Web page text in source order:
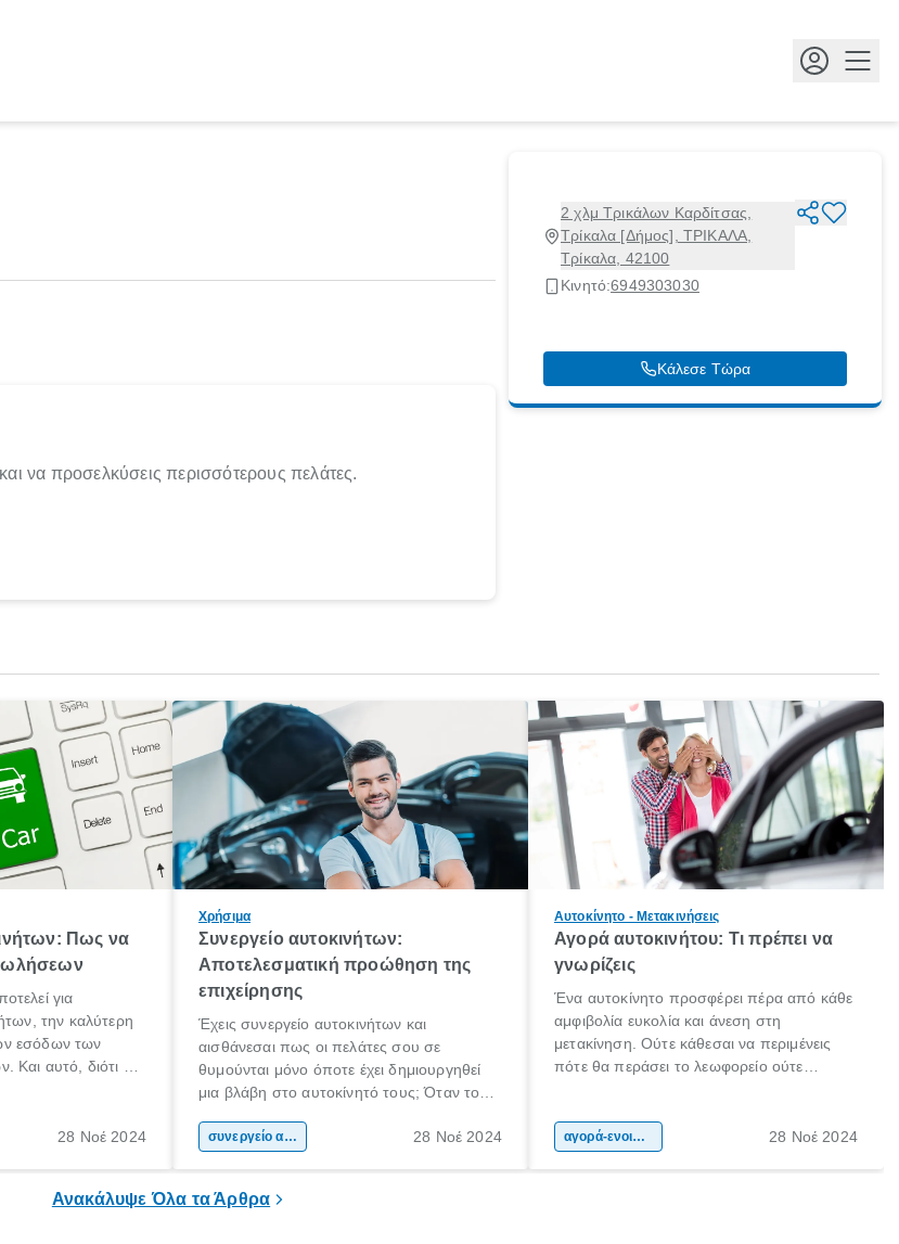
2 χλμ Τρικάλων Καρδίτσας,
Τρίκαλα [Δήμος], ΤΡΙΚΑΛΑ,
Τρίκαλα, 42100
Κινητό:6949303030
Κάλεσε Τώρα
να προσελκύσεις περισσότερους πελάτες.
Πως να
για
την καλύτερη
εσόδων των
Και αυτό, διότι οι
ίδιους να
αυτοκινήτου ή
28 Νοέ 2024
Χρήσιμα
Συνεργείο αυτοκινήτων:
Αποτελεσματική προώθηση της
επιχείρησης
Έχεις συνεργείο αυτοκινήτων και
αισθάνεσαι πως οι πελάτες σου σε
θυμούνται μόνο όποτε έχει δημιουργηθεί
μια βλάβη στο αυτοκίνητό τους; Όταν τους
αντιλαμβάνονται πως πρέπει να σε
συνεργείο αυτοκινήτου 28 Νοέ 2024
Αυτοκίνητο - Μετακινήσεις
Αγορά αυτοκινήτου: Τι πρέπει να
γνωρίζεις
Ένα αυτοκίνητο προσφέρει πέρα από κάθε
αμφιβολία ευκολία και άνεση στη
μετακίνηση. Ούτε κάθεσαι να περιμένεις
πότε θα περάσει το λεωφορείο ούτε
συνεπάγεται ανεξαρτησία, άνεση, ταξίδια
αλλά και μια έκφραση του γούστου και της
αγορά-ενοικίαση αυτοκινήτου 28 Νοέ 2024
Ανακάλυψε Όλα τα Άρθρα